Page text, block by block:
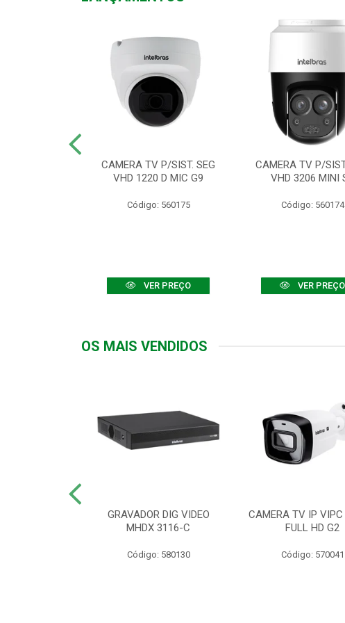
CAMERA TV P/SIST. SEG
VHD 1220 D MIC G9
Código: 560175
VER PREÇO
CAMERA TV P/
VHD 3206 MINI
Código: 560174
VER PREÇO
OS MAIS VENDIDOS
GRAVADOR DIG VIDEO
MHDX 3116-C
Código: 580130
CAMERA TV IP
FULL HD G2
Código: 570041